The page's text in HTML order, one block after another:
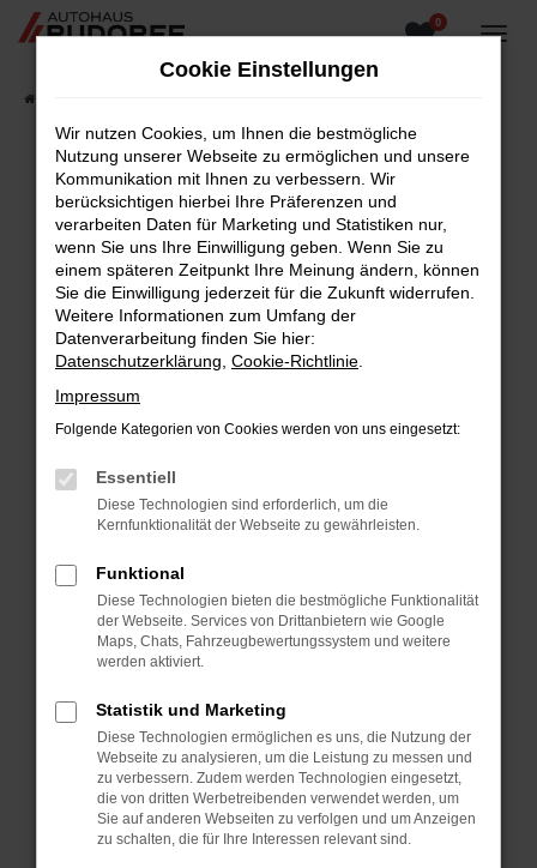
Zum
0
Fehler: Network Error
Beim Laden ist ein Fehler aufgetreten.
Hier sind ein paar Tipps, die dir helfen können:
Überprüfe deine Firewall und deine
Internetverbindung.
Laden andere Webseiten, zum Beispiel deine
Suchmaschine?
Prüfe deine Browsererweiterungen.
Manche Erweiterungen, wie Werbeblocker,
können das Laden bestimmter Seiten
verhindern. Funktioniert die Seite in einem
Fenster?
Starte dein Gerät neu.
Das kann manchmal helfen, vorübergehende
Probleme zu beheben.
Betriebssystem auf dem neuesten Stand
sind.
Veraltete Software birgt nicht nur ein
Sicherheitsrisiko, sondern kann auch dazu
führen, dass bestimmte Funktionen nicht mehr
unterstützt werden.
Cookie Einstellungen
Wir nutzen Cookies, um Ihnen die bestmögliche
Nutzung unserer Webseite zu ermöglichen und unsere
Kommunikation mit Ihnen zu verbessern. Wir
berücksichtigen hierbei Ihre Präferenzen und
verarbeiten Daten für Marketing und Statistiken nur,
wenn Sie uns Ihre Einwilligung geben. Wenn Sie zu
einem späteren Zeitpunkt Ihre Meinung ändern, können
Sie die Einwilligung jederzeit für die Zukunft widerrufen.
Weitere Informationen zum Umfang der
Datenverarbeitung finden Sie hier:
Datenschutzerklärung Cookie-Richtlinie
Impressum
Folgende Kategorien von Cookies werden von uns eingesetzt:
Essentiell
Diese Technologien sind erforderlich, um die
Kernfunktionalität der Webseite zu gewährleisten.
Funktional
Diese Technologien bieten die bestmögliche Funktionalität
der Webseite. Services von Drittanbietern wie Google
Maps, Chats, Fahrzeugbewertungssystem und weitere
werden aktiviert.
Statistik und Marketing
Diese Technologien ermöglichen es uns, die Nutzung der
Webseite zu analysieren, um die Leistung zu messen und
zu verbessern. Zudem werden Technologien eingesetzt,
die von dritten Werbetreibenden verwendet werden, um
Sie auf anderen Webseiten zu verfolgen und um Anzeigen
zu schalten, die für Ihre Interessen relevant sind.